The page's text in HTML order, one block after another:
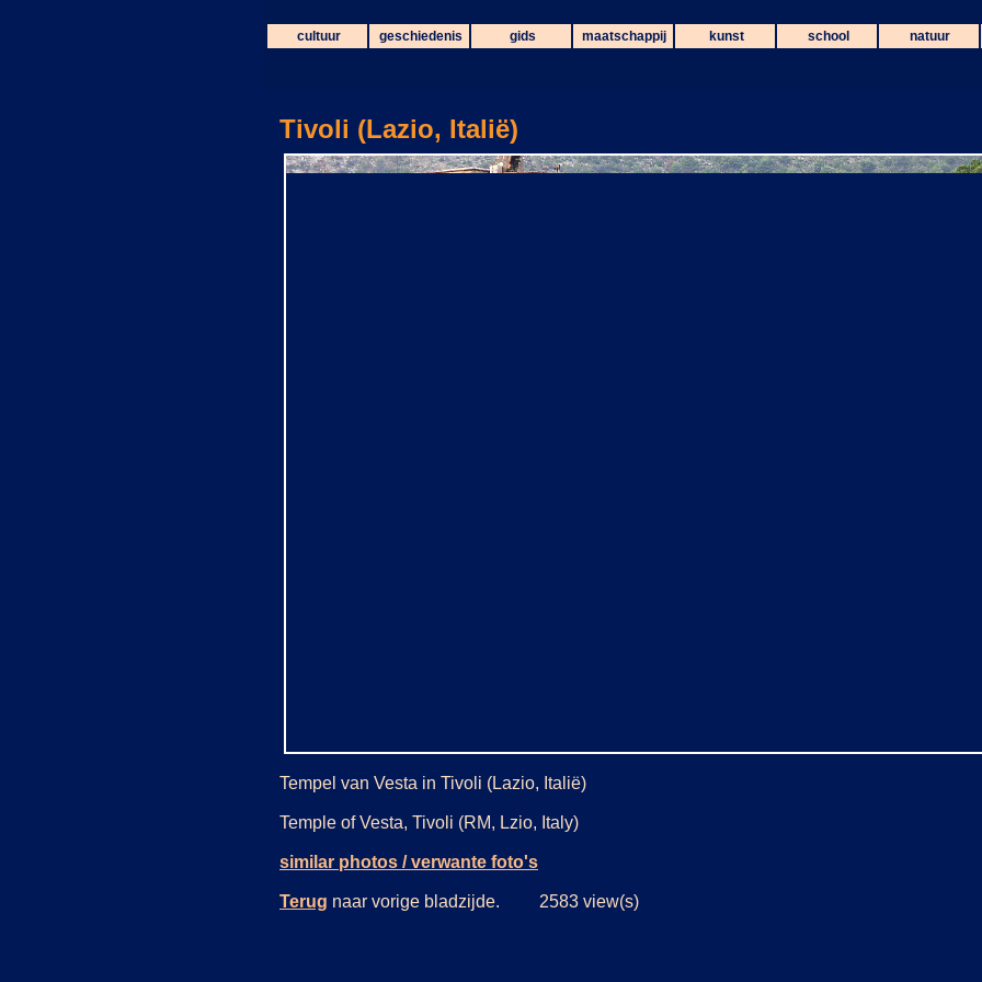
cultuur geschiedenis gids maatschappij kunst school natuur
Tivoli (Lazio, Italië)
Tempel van Vesta in Tivoli (Lazio, Italië)
Temple of Vesta, Tivoli (RM, Lzio, Italy)
similar photos / verwante foto's
Terug naar vorige bladzijde. 2583 view(s)